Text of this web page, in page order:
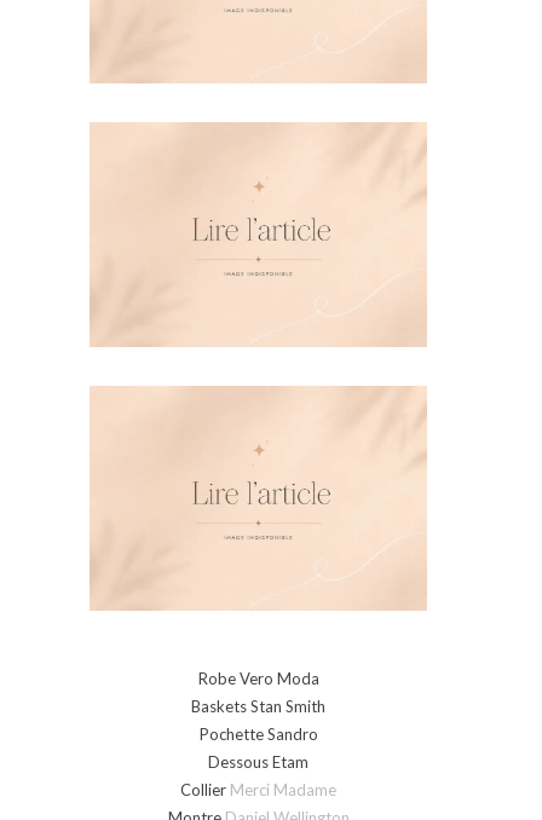
Robe Vero Moda
Baskets Stan Smith
Pochette Sandro
Dessous Etam
Collier Merci Madame